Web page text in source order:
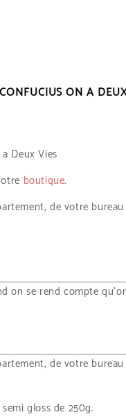
ON A
Deux Vies
boutique.
de votre
on se rend compte
de votre
gloss de 250g.